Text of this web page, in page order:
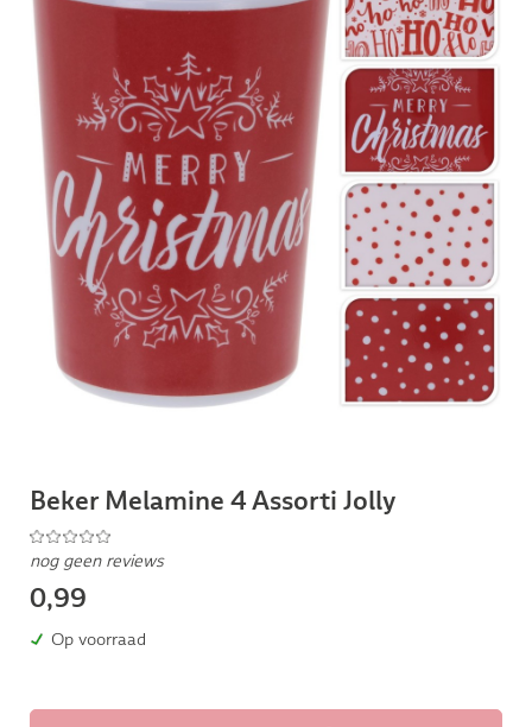
Beker Melamine 4 Assorti Jolly
nog geen reviews
0,99
Op voorraad